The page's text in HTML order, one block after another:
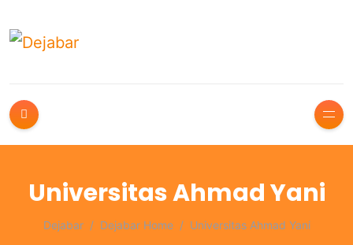
Universitas Ahmad Yani
Dejabar Dejabar Home Universitas Ahmad Yani